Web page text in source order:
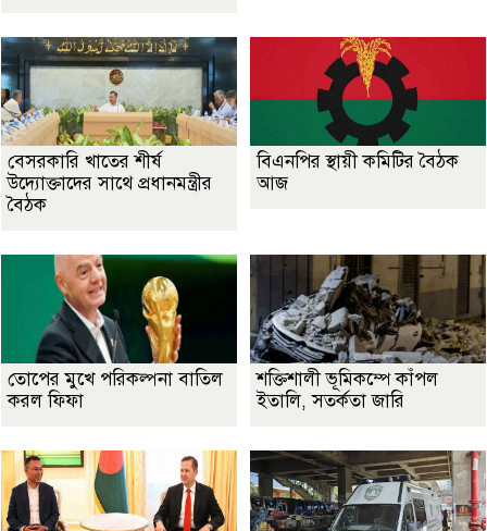
বেসরকারি খাতের শীর্ষ
উদ্যোক্তাদের সাথে প্রধানমন্ত্রীর
বৈঠক
বিএনপির স্থায়ী কমিটির বৈঠক
আজ
তোপের মুখে পরিকল্পনা বাতিল
করল ফিফা
শক্তিশালী ভূমিকম্পে কাঁপল
ইতালি, সতর্কতা জারি